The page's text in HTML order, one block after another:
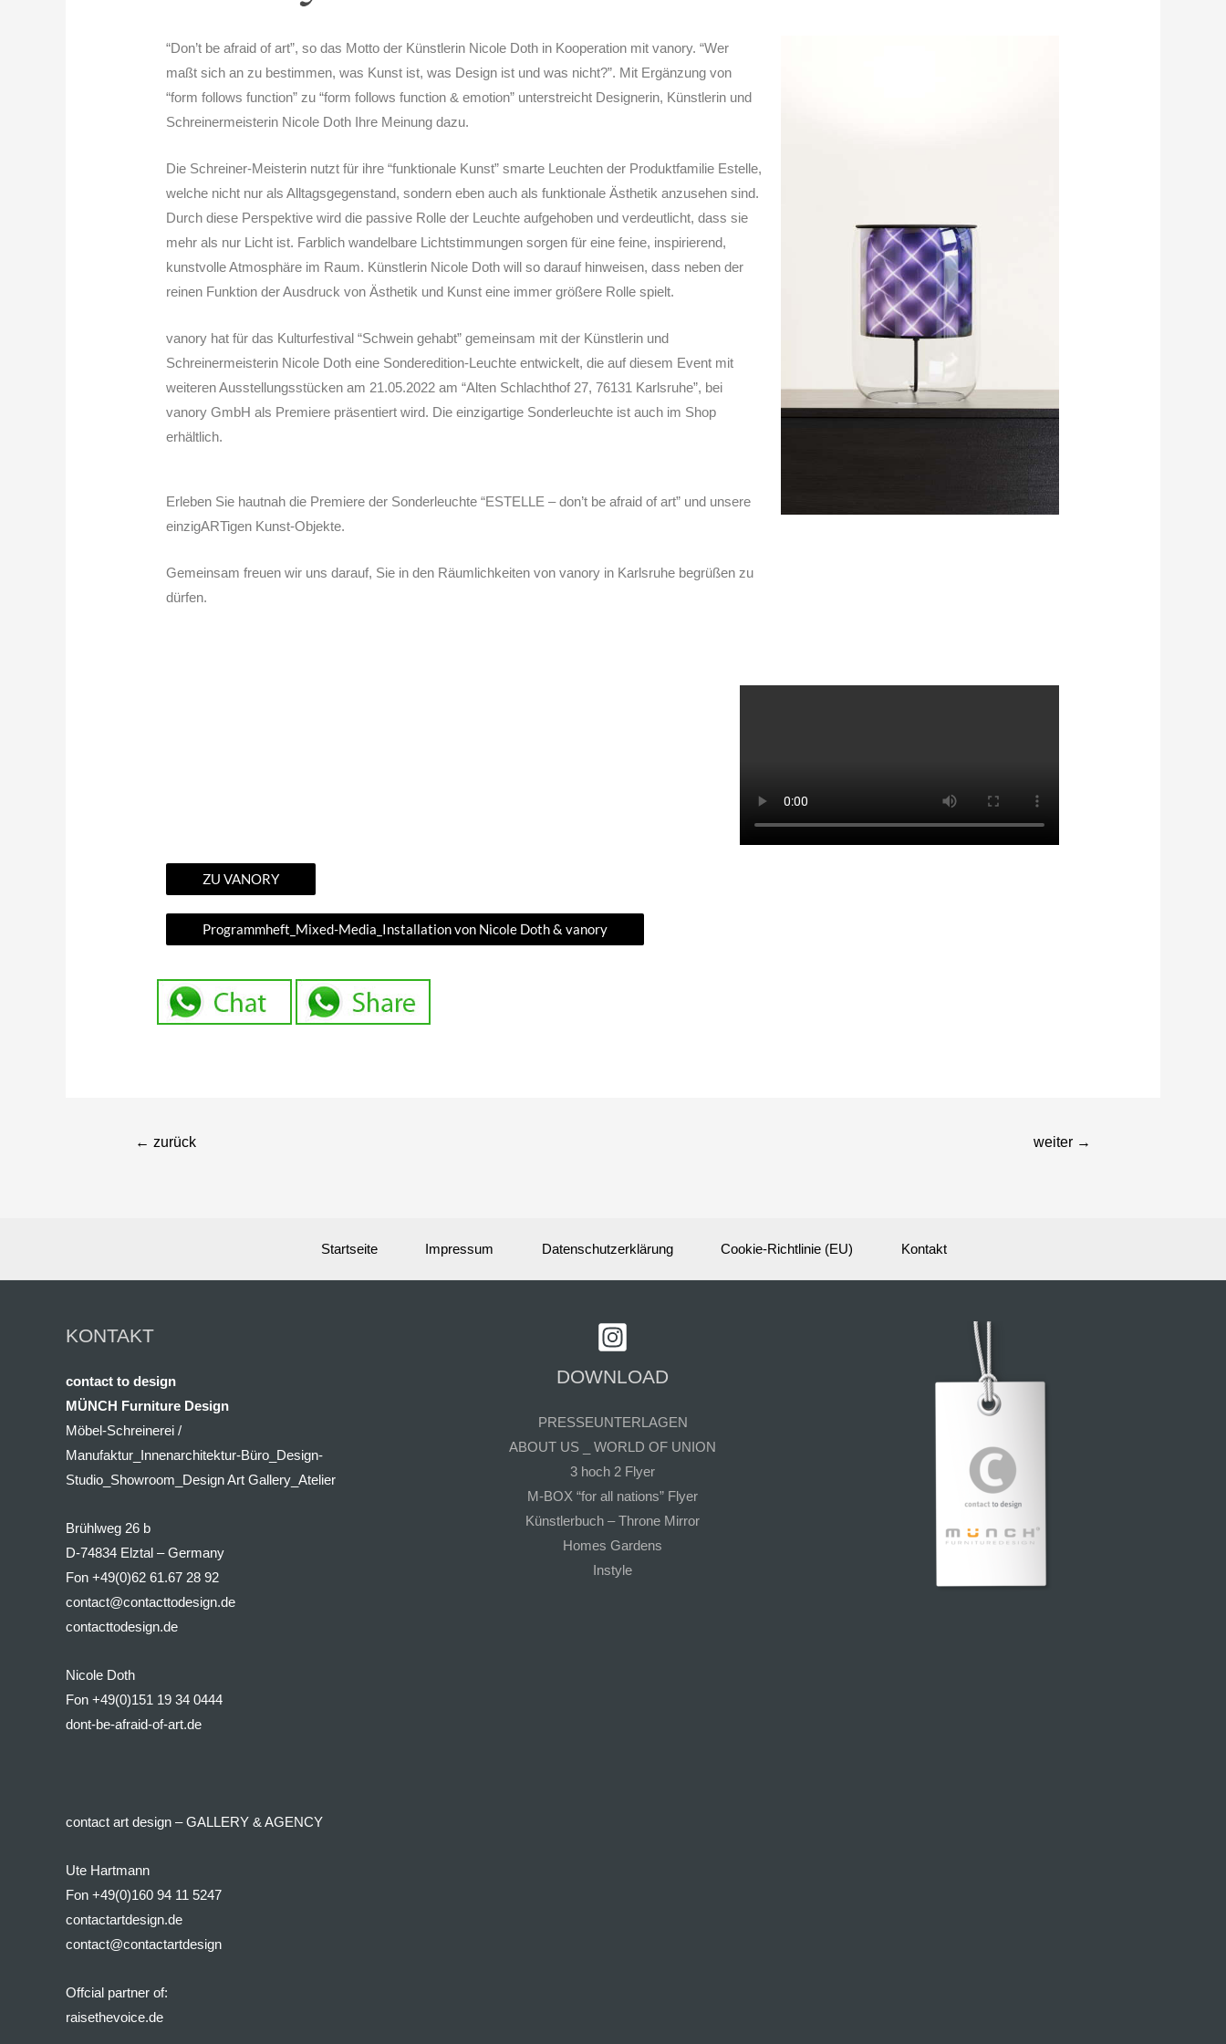
“Don’t be afraid of art”, so das Motto der Künstlerin Nicole Doth in Kooperation mit vanory. “Wer
maßt sich an zu bestimmen, was Kunst ist, was Design ist und was nicht?”. Mit Ergänzung von
“form follows function” zu “form follows function & emotion” unterstreicht Designerin, Künstlerin und
Schreinermeisterin Nicole Doth Ihre Meinung dazu.
Die Schreiner-Meisterin nutzt für ihre “funktionale Kunst” smarte Leuchten der Produktfamilie Estelle,
welche nicht nur als Alltagsgegenstand, sondern eben auch als funktionale Ästhetik anzusehen sind.
Durch diese Perspektive wird die passive Rolle der Leuchte aufgehoben und verdeutlicht, dass sie
mehr als nur Licht ist. Farblich wandelbare Lichtstimmungen sorgen für eine feine, inspirierend,
kunstvolle Atmosphäre im Raum. Künstlerin Nicole Doth will so darauf hinweisen, dass neben der
reinen Funktion der Ausdruck von Ästhetik und Kunst eine immer größere Rolle spielt.
vanory hat für das Kulturfestival “Schwein gehabt” gemeinsam mit der Künstlerin und
Schreinermeisterin Nicole Doth eine Sonderedition-Leuchte entwickelt, die auf diesem Event mit
weiteren Ausstellungsstücken am 21.05.2022 am “Alten Schlachthof 27, 76131 Karlsruhe”, bei
vanory GmbH als Premiere präsentiert wird. Die einzigartige Sonderleuchte ist auch im Shop
erhältlich.
Erleben Sie hautnah die Premiere der Sonderleuchte “ESTELLE – don’t be afraid of art” und unsere
einzigARTigen Kunst-Objekte.
Gemeinsam freuen wir uns darauf, Sie in den Räumlichkeiten von vanory in Karlsruhe begrüßen zu
dürfen.
ZU VANORY
Programmheft_Mixed-Media_Installation von Nicole Doth & vanory
← zurück weiter →
Startseite Impressum Datenschutzerklärung Cookie-Richtlinie (EU) Kontakt
KONTAKT
contact to design
MÜNCH Furniture Design
Möbel-Schreinerei /
Manufaktur_Innenarchitektur-Büro_Design-
Studio_Showroom_Design Art Gallery_Atelier
Brühlweg 26 b
D-74834 Elztal – Germany
Fon +49(0)62 61.67 28 92
contact@contacttodesign.de
contacttodesign.de
Nicole Doth
Fon +49(0)151 19 34 0444
dont-be-afraid-of-art.de
contact art design – GALLERY & AGENCY
Ute Hartmann
Fon +49(0)160 94 11 5247
contactartdesign.de
contact@contactartdesign
Offcial partner of:
raisethevoice.de
DOWNLOAD
PRESSEUNTERLAGEN
ABOUT US _ WORLD OF UNION
3 hoch 2 Flyer
M-BOX “for all nations” Flyer
Künstlerbuch – Throne Mirror
Homes Gardens
Instyle